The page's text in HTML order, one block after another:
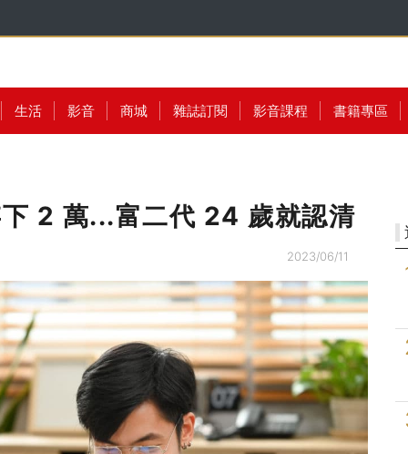
生活 影音 商城 雜誌訂閱 影音課程 書籍專區
2 萬...富二代 24 歲就認清
2023/06/11